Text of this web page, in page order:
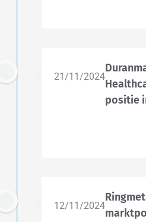
21/11/2024
positie
12/11/2024